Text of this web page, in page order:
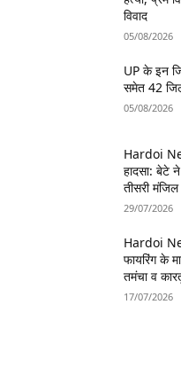
विवाद
05/08/2026
UP के इन
समेत 42
05/08/2026
Hardoi
हादसा: बेटे
तीसरी
29/07/2026
Hardoi
फायरिंग के
तमंचा व
17/07/2026